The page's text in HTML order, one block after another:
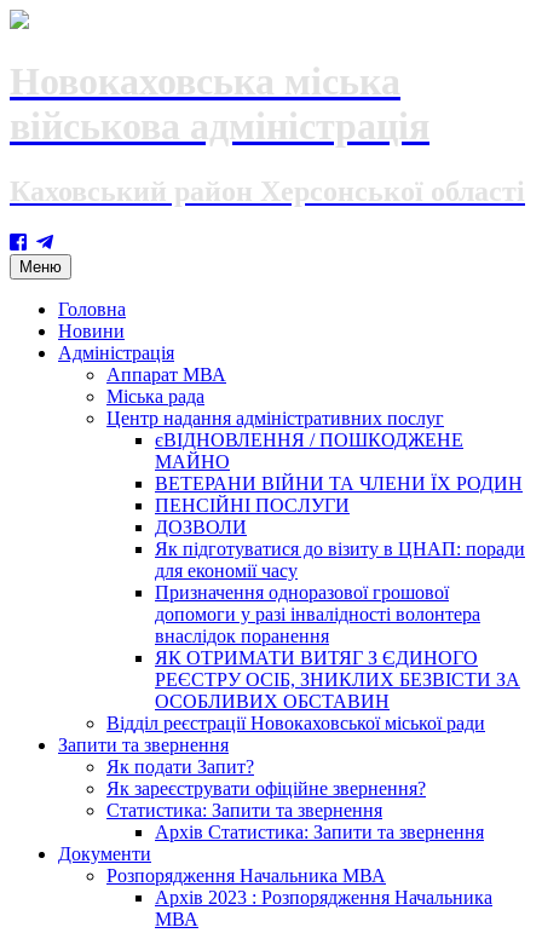
Новокаховська міська
військова адміністрація
Каховський район Херсонської області
Меню Skip
to
content
Головна
Новини
Адміністрація
Аппарат МВА
Міська рада
Центр надання адміністративних послуг
єВІДНОВЛЕННЯ / ПОШКОДЖЕНЕ
МАЙНО
ВЕТЕРАНИ ВІЙНИ ТА ЧЛЕНИ ЇХ РОДИН
ПЕНСІЙНІ ПОСЛУГИ
ДОЗВОЛИ
Як підготуватися до візиту в ЦНАП: поради
для економії часу
Призначення одноразової грошової
допомоги у разі інвалідності волонтера
внаслідок поранення
ЯК ОТРИМАТИ ВИТЯГ З ЄДИНОГО
РЕЄСТРУ ОСІБ, ЗНИКЛИХ БЕЗВІСТИ ЗА
ОСОБЛИВИХ ОБСТАВИН
Відділ реєстрації Новокаховської міської ради
Запити та звернення
Як подати Запит?
Як зареєструвати офіційне звернення?
Статистика: Запити та звернення
Архів Статистика: Запити та звернення
Документи
Розпорядження Начальника МВА
Архів 2023 : Розпорядження Начальника
МВА